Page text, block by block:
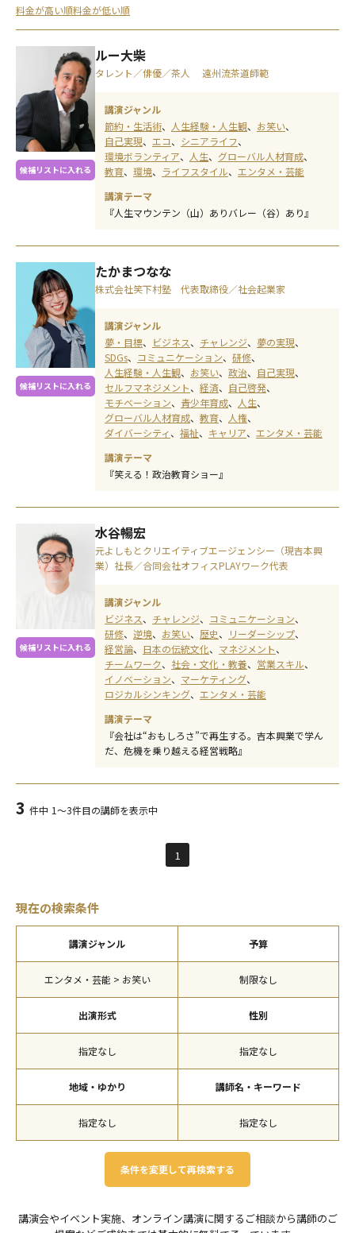
料金が高い順料金が低い順
候補リストに入れる
ルー大柴
タレント／俳優／茶人 遠州流茶道師範
講演ジャンル
節約・生活術
人生経験・人生観
お笑い
自己実現
エコ
シニアライフ
環境ボランティア
人生
グローバル人材育成
教育
環境 ライフスタイル
エンタメ・芸能
講演テーマ
『人生マウンテン（山）ありバレー（谷）あり』
候補リストに入れる
たかまつなな
株式会社笑下村塾 代表取締役／社会起業家
講演ジャンル
夢・目標
ビジネス チャレンジ
夢の実現
SDGs
コミュニケーション
研修
人生経験・人生観
お笑い 政治
自己実現
セルフマネジメント
経済
自己啓発
モチベーション
青少年育成
人生
グローバル人材育成
教育
人権
ダイバーシティ
福祉 キャリア
エンタメ・芸能
講演テーマ
『笑える！政治教育ショー』
候補リストに入れる
水谷暢宏
元よしもとクリエイティブエージェンシー（現吉本興
業）社長／合同会社オフィスPLAYワーク代表
講演ジャンル
ビジネス
チャレンジ
コミュニケーション
研修
逆境 お笑い 歴史
リーダーシップ
経営論
日本の伝統文化
マネジメント
チームワーク
社会・文化・教養
営業スキル
イノベーション
マーケティング
ロジカルシンキング
エンタメ・芸能
講演テーマ
『会社は“おもしろさ”で再生する。吉本興業で学ん
だ、危機を乗り越える経営戦略』
3 件中 1～3件目の講師を表示中
1
現在の検索条件
講演ジャンル
エンタメ・芸能 > お笑い
予算
制限なし
出演形式
指定なし
性別
指定なし
地域・ゆかり
指定なし
講師名・キーワード
指定なし
条件を変更して再検索する
講演会やイベント実施、オンライン講演に関するご相談から講師のご